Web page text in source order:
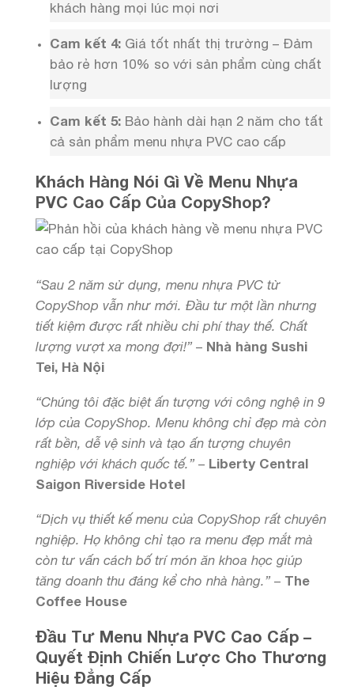
khách hàng mọi lúc mọi nơi
Cam kết 4: Giá tốt nhất thị trường – Đảm
bảo rẻ hơn 10% so với sản phẩm cùng chất
lượng
Cam kết 5: Bảo hành dài hạn 2 năm cho tất
cả sản phẩm menu nhựa PVC cao cấp
Khách Hàng Nói Gì Về Menu Nhựa
PVC Cao Cấp Của CopyShop?
“Sau 2 năm sử dụng, menu nhựa PVC từ
CopyShop vẫn như mới. Đầu tư một lần nhưng
tiết kiệm được rất nhiều chi phí thay thế. Chất
lượng vượt xa mong đợi!” – Nhà hàng Sushi
Tei, Hà Nội
“Chúng tôi đặc biệt ấn tượng với công nghệ in 9
lớp của CopyShop. Menu không chỉ đẹp mà còn
rất bền, dễ vệ sinh và tạo ấn tượng chuyên
nghiệp với khách quốc tế.” – Liberty Central
Saigon Riverside Hotel
“Dịch vụ thiết kế menu của CopyShop rất chuyên
nghiệp. Họ không chỉ tạo ra menu đẹp mắt mà
còn tư vấn cách bố trí món ăn khoa học giúp
tăng doanh thu đáng kể cho nhà hàng.” – The
Coffee House
Đầu Tư Menu Nhựa PVC Cao Cấp –
Quyết Định Chiến Lược Cho Thương
Hiệu Đẳng Cấp